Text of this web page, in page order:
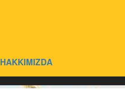
HAKKIMIZDA